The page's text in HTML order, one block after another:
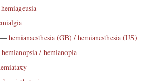
hemiageusia
— hemianaesthesia (GB) / hemianesthesia (US)
hemianopsia / hemianopia